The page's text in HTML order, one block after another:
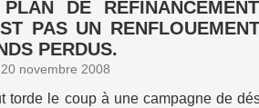
DE
PAS UN
PERDUS.
novembre 2008
torde le coup à une campagne de